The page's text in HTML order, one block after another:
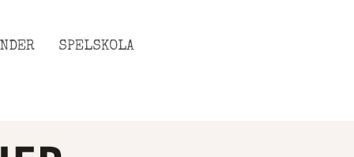
SPELSKOLA